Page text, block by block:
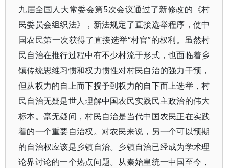
九届全国人大常委会第5次会议通过了新修改的《村
民委员会组织法》，新法规定了直接选举程序，使中
国农民第一次获得了直接选举“村官”的权利。虽然村
民自治在推行过程中有不少村流于形式，也面临着乡
镇传统思维习惯和权力惯性对村民自治的强力干预，
但从权力的自上而下授予到权力的自下而上选举，村
民自治无疑是世人理解中国农民实践民主政治的伟大
标本。毫无疑问，村民自治是当代中国农民正在实践
着的一个重要自治权。对农民来说，另一个可以预期
的自治权应该是乡镇自治。乡镇自治已经成为学术理
论界讨论的一个热点问题。从秦始皇统一中国至今，